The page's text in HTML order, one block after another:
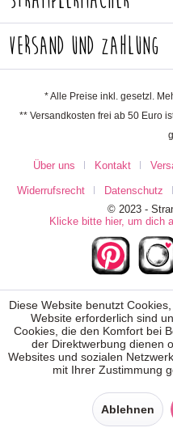
Versand und Zahlung
* Alle Preise inkl. gesetzl.
** Versandkosten frei ab 50 Euro
Über uns Kontakt
Widerrufsrecht Datenschutz
© 2023 -
Klicke bitte hier, um dich
Diese Website benutzt
Website erforderlich sind
Cookies, die den Komfort bei
der Direktwerbung dienen
Websites und sozialen
mit Ihrer Zustimmung
Ablehnen